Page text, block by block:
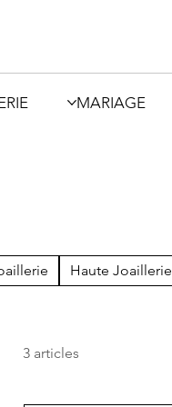
MARIAGE
Haute Joaillerie
3 articles